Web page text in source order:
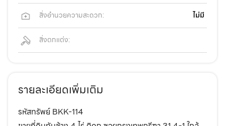
สิ่งอำนวยความสะดวก: ไม่มี
สิ่งตกแต่ง:
รายละเอียดเพิ่มเติม
รหัสทรัพย์ BKK-114